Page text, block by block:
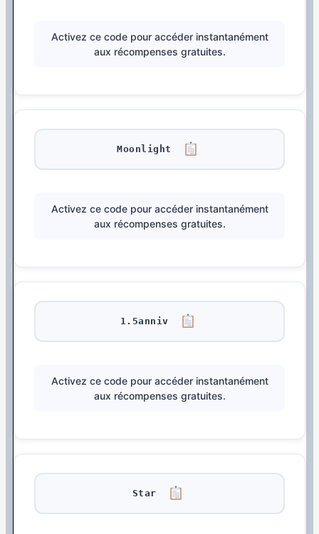
Activez ce code pour accéder instantanément
aux récompenses gratuites.
Moonlight
Activez ce code pour accéder instantanément
aux récompenses gratuites.
1.5anniv
Activez ce code pour accéder instantanément
aux récompenses gratuites.
Star